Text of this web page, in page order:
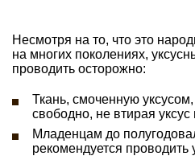
Несмотря на то, что это
на многих поколениях,
проводить осторожно:
Ткань, смоченную
свободно, не втирая уксус
Младенцам до
рекомендуется проводить